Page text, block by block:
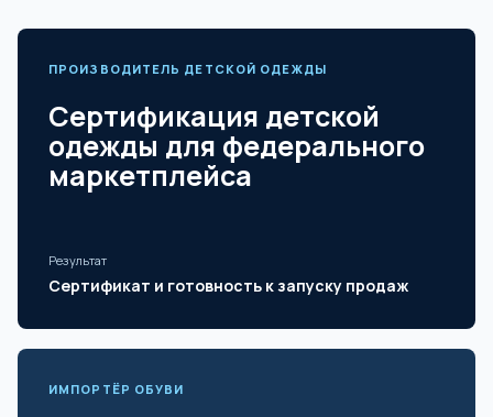
ПРОИЗВОДИТЕЛЬ ДЕТСКОЙ ОДЕЖДЫ
Сертификация детской
одежды для федерального
маркетплейса
Результат
Сертификат и готовность к запуску продаж
ИМПОРТЁР ОБУВИ